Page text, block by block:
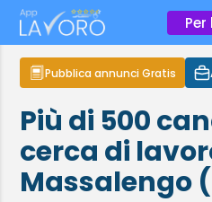
Pubblica annunci Gratis
Più di 500
cerca di
Massalengo